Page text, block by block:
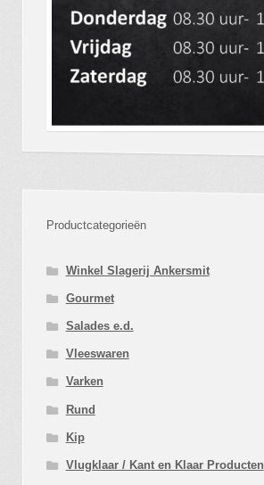
Productcategorieën
Winkel Slagerij Ankersmit
Gourmet
Salades e.d.
Vleeswaren
Varken
Rund
Kip
Vlugklaar / Kant en Klaar Producten